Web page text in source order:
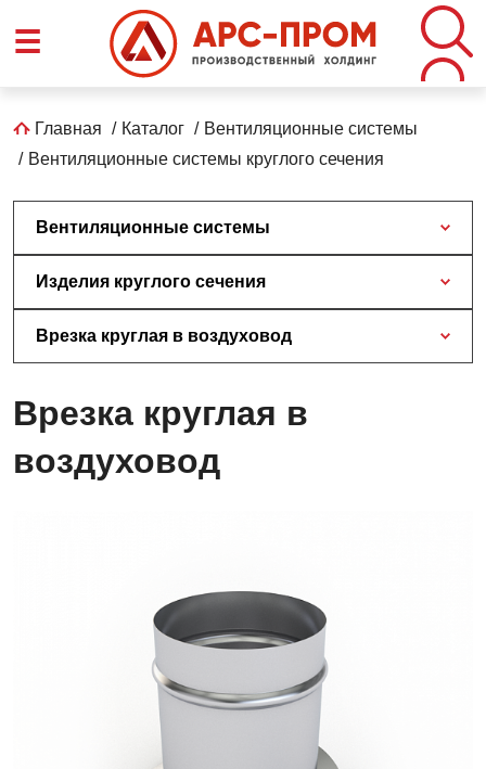
☰
Строка
навигации
Главная Каталог
Вентиляционные системы
Вентиляционные системы круглого сечения
Вентиляционные системы
Изделия круглого сечения
Врезка круглая в воздуховод
Врезка круглая в
воздуховод
воздуховод